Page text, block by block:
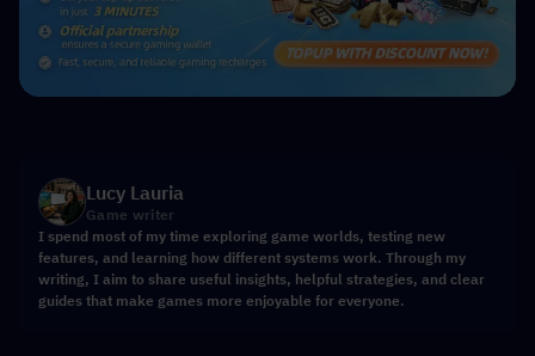
Lucy Lauria
Game writer
I spend most of my time exploring game worlds, testing new
features, and learning how different systems work. Through my
writing, I aim to share useful insights, helpful strategies, and clear
guides that make games more enjoyable for everyone.